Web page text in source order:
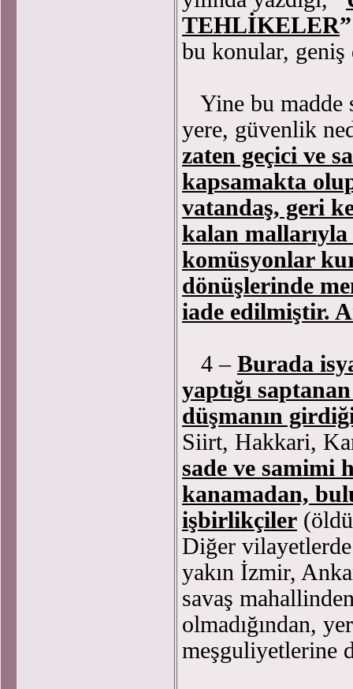
TEHLİKELER”
bu konular, geniş
Yine bu madde
yere, güvenlik
zaten geçici ve
kapsamakta
vatandaş, geri
kalan
komüsyonlar
dönüşlerinde
iade edilmiştir.
4 – Burada
yaptığı
düşmanın
Siirt, Hakkari,
sade ve samimi
kanamadan,
işbirlikçiler
Diğer
yakın İzmir,
savaş
olmadığından,
meşguliyetlerine